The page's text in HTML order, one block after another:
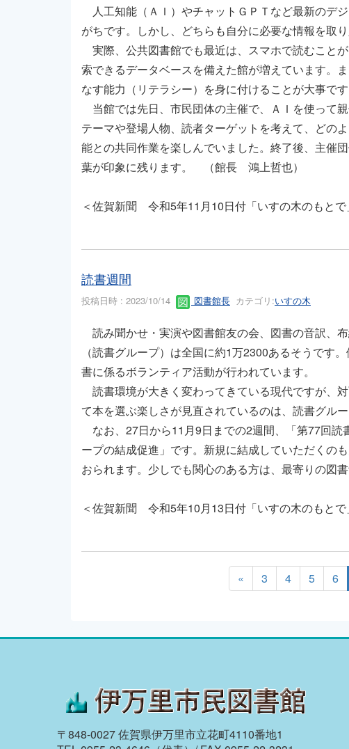
人工知能（ＡＩ）やチャットＧＰＴなど最新のデ
がちです。しかし、どちらも自分に必要な情報を取
実際、公共図書館でも最近は、スマホで読むこと
索できるデータベースを備えた館が増えています。
なす能力（リテラシー）を身に付けることが大事です
当館では先日、市民団体の主催で、ＡＩを使って
テーマや登場人物、読者ターゲットを考えて、どの
能との共同作業を楽しんでいました。終了後、主催
葉が印象に残ります。 （館長 鴻上哲也）
＜佐賀新聞 令和5年11月10日付「いすの木のもとで
読書週間
投稿日時 : 2023/10/14 図書館長 カテゴリ:いすの木
読み聞かせ・実演や図書館友の会、図書の音訳、
（読書グループ）は全国に約1万2300あるそうです
書に係るボランティア活動が行われています。
読書環境が大きく変わってきている現代ですが、
て本を選ぶ楽しさが見直されているのは、読書グル
なお、27日から11月9日までの2週間、「第77回
ープの結成促進」です。新規に結成していただくの
おられます。少しでも関心のある方は、最寄りの
＜佐賀新聞 令和5年10月13日付「いすの木のもとで
« 3 4 5 6
〒848-0027 佐賀県伊万里市立花町4110番地1